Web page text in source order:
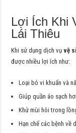
Lợi Ích Khi
Lái Thiêu
Khi sử dụng dịch vụvệ
được nhiều lợi ích như:
Loại bỏ vi khuẩn và
Giúp quần áo sạch
Khử mùi hôi trong
Hạn chế các bệnh về